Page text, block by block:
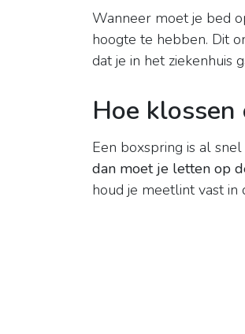
Wanneer moet je bed
hoogte te hebben. Dit
dat je in het ziekenhuis
Hoe
Een boxspring is al
dan moet je letten op
houd je meetlint vast in